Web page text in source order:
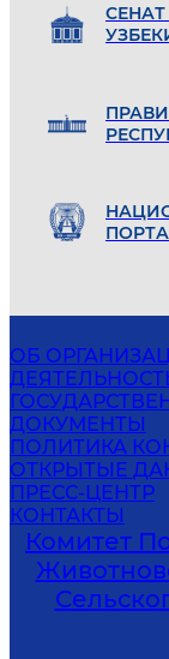
ОБ
ДОКУМЕНТЫ
ПОЛИТИКА
ОТКРЫТЫЕ
ПРЕСС-ЦЕНТР
КОНТАКТЫ
Комитет